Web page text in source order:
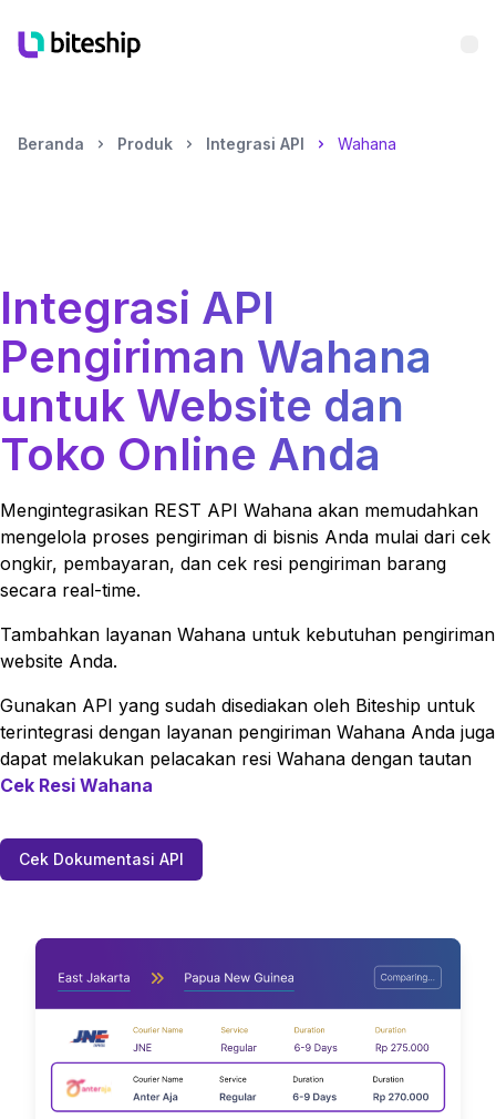
Beranda Produk Integrasi API Wahana
Integrasi API
Pengiriman Wahana
untuk Website dan
Toko Online Anda
Mengintegrasikan REST API Wahana akan memudahkan
mengelola proses pengiriman di bisnis Anda mulai dari cek
ongkir, pembayaran, dan cek resi pengiriman barang
secara real-time.
Tambahkan layanan Wahana untuk kebutuhan pengiriman
website Anda.
Gunakan API yang sudah disediakan oleh Biteship untuk
terintegrasi dengan layanan pengiriman Wahana Anda juga
dapat melakukan pelacakan resi Wahana dengan tautan
Cek Resi Wahana
Cek Dokumentasi API